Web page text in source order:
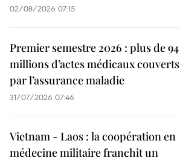
02/08/2026 07:15
Premier semestre 2026 : plus de 94
millions d’actes médicaux couverts
par l’assurance maladie
31/07/2026 07:46
Vietnam - Laos : la coopération en
médecine militaire franchit un